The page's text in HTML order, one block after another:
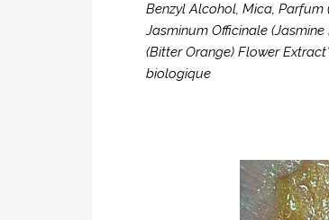
Benzyl Alcohol, Mica, Parfum
Jasminum Officinale
(Bitter Orange) Flower
biologique